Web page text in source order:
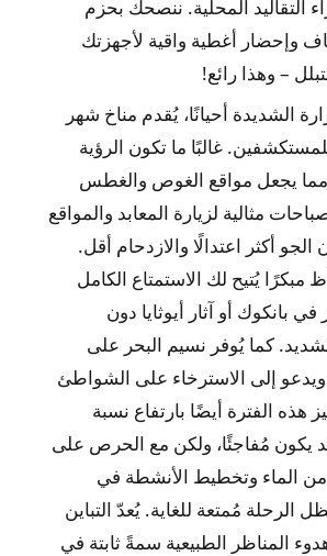
التقاليد المحلية. ننصحك بحزم
وإحضار أغطية واقية لأجهزتك
– وهذا رائع!
الشديدة أحيانًا، يُقدم مناخ شهر
غالبًا ما تكون الرؤية
مما يجعل مواقع الغوص والغطس
مثالية لزيارة المعابد والمواقع
أكثر اعتدالًا والازدحام أقل.
مبكرًا يُتيح لك الاستمتاع الكامل
بانكوك أو آثار أيوثايا دون
كما يُوفر نسيم البحر على
إلى الاسترخاء على الشواطئ
هذه الفترة أيضًا بارتفاع نسبة
يكون مُفاجئًا، ولكن مع الحرص على
الماء وتخطيط الأنشطة في
الرحلة مُمتعة للغاية. يُعدّ التباين
المناظر الطبيعية سمةً ثابتة في